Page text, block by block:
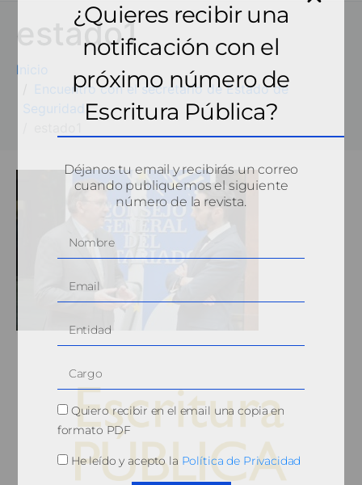
estado1
Inicio
Encuentro con el secretario de Estado de
Seguridad
¿Quieres recibir una
notificación con el
próximo número de
Escritura Pública?
Déjanos tu email y recibirás un correo
cuando publiquemos el siguiente
número de la revista.
Quiero recibir en el email una copia en
formato PDF
He leído y acepto la Política de Privacidad